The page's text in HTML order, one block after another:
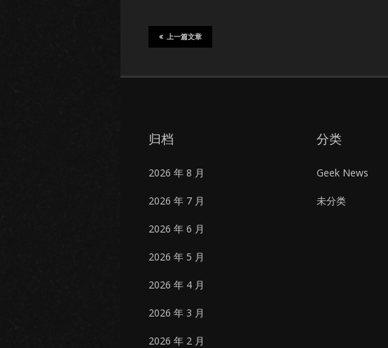
上一篇文章
归档
2026 年 8 月
2026 年 7 月
2026 年 6 月
2026 年 5 月
2026 年 4 月
2026 年 3 月
2026 年 2 月
分类
Geek News
未分类